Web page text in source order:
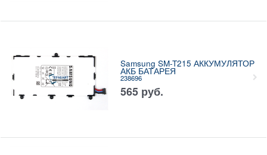
Samsung SM-T215 АККУМУЛЯТОР
АКБ БАТАРЕЯ
238696
565 руб.